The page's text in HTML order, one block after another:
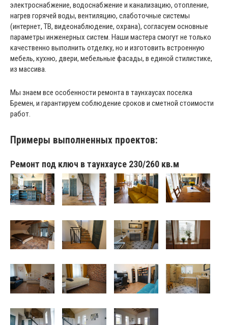
электроснабжение, водоснабжение и канализацию, отопление,
нагрев горячей воды, вентиляцию, слаботочные системы
(интернет, ТВ, видеонаблюдение, охрана), согласуем основные
параметры инженерных систем. Наши мастера смогут не только
качественно выполнить отделку, но и изготовить встроенную
мебель, кухню, двери, мебельные фасады, в единой стилистике,
из массива.
Мы знаем все особенности ремонта в таунхаусах поселка
Бремен, и гарантируем соблюдение сроков и сметной стоимости
работ.
Примеры выполненных проектов:
Ремонт под ключ в таунхаусе 230/260 кв.м